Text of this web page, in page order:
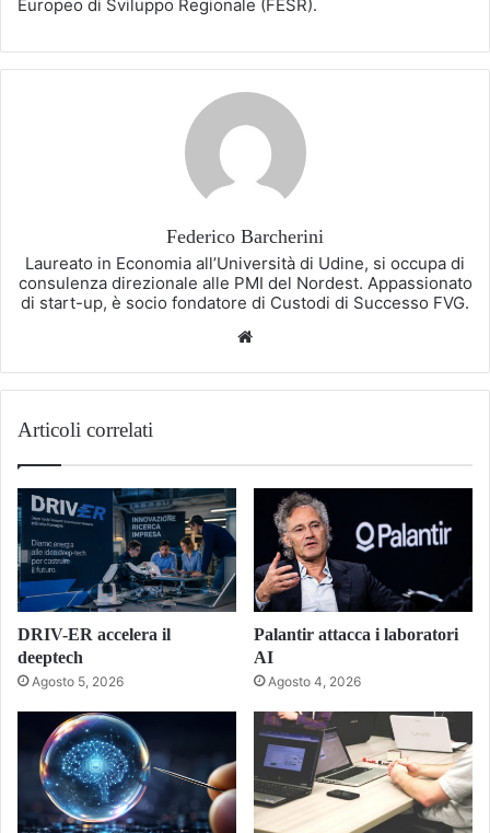
Europeo di Sviluppo Regionale (FESR).
Federico Barcherini
Laureato in Economia all’Università di Udine, si occupa di
consulenza direzionale alle PMI del Nordest. Appassionato
di start-up, è socio fondatore di Custodi di Successo FVG.
Articoli correlati
DRIV-ER accelera il
deeptech
Agosto 5, 2026
Palantir attacca i laboratori
AI
Agosto 4, 2026